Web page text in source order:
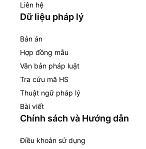
Liên hệ
Dữ liệu pháp lý
Bản án
Hợp đồng mẫu
Văn bản pháp luật
Tra cứu mã HS
Thuật ngữ pháp lý
Bài viết
Chính sách và Hướng dẫn
Điều khoản sử dụng